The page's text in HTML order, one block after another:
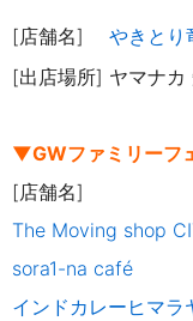
[店舗名] やきとり
[出店場所] ヤマナカ
▼GWファミリーフ
[店舗名]
The Moving shop
sora1-na café
インドカレーヒマラ